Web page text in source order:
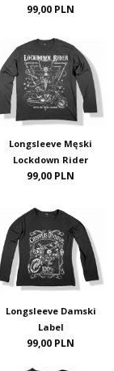
99,00 PLN
Longsleeve Męski
Lockdown Rider
99,00 PLN
Longsleeve Damski
Label
99,00 PLN